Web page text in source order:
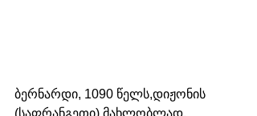
ბერნარდი, 1090 წელს,დიჟონის
(საფრანგეთი) მახლობლად,